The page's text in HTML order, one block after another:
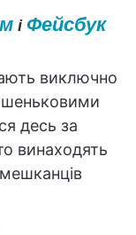
і Фейсбук
виключно
десь за
винаходять
мешканців